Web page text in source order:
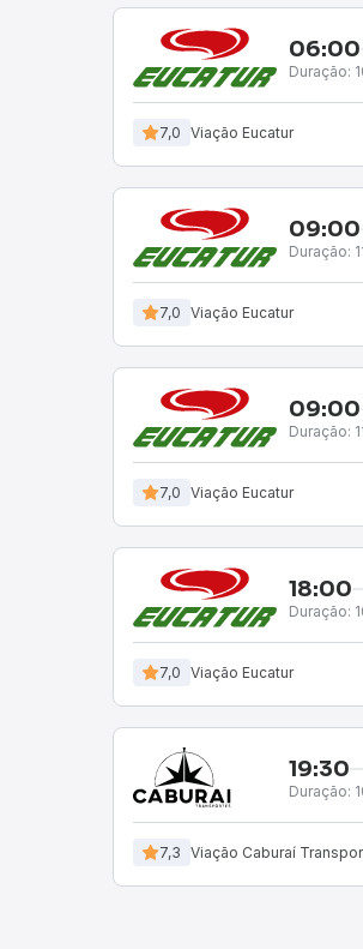
06:00
Duração:
7,0 Viação Eucatur
09:00
Duração:
7,0 Viação Eucatur
09:00
Duração:
7,0 Viação Eucatur
18:00
Duração:
7,0 Viação Eucatur
19:30
Duração:
7,3 Viação Caburaí